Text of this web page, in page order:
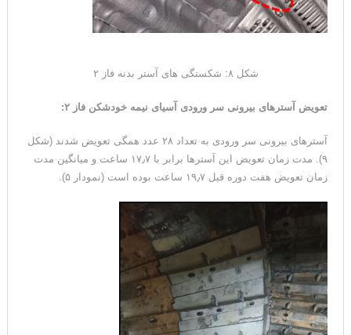
شکل ۸: شکستگی های آستر بدنه فاز ۲
تعویض آسترهای بیرونی سر ورودی آسیای نیمه خودشکن فاز ۲ :
آسترهای بیرونی سر ورودی به تعداد ۲۸ عدد همگی تعویض شدند (شکل
۹). مدت زمان تعویض این آسترها برابر با ۱۷٫۷ ساعت و میانگین مدت
زمان تعویض هفت دوره قبل ۱۹٫۷ ساعت بوده است (نمودار ۵).